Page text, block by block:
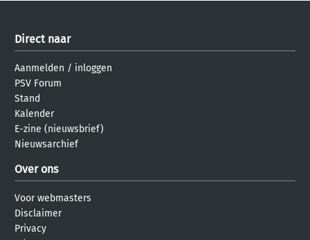
Direct naar
Aanmelden / inloggen
PSV Forum
Stand
Kalender
E-zine (nieuwsbrief)
Nieuwsarchief
Over ons
Voor webmasters
Disclaimer
Privacy